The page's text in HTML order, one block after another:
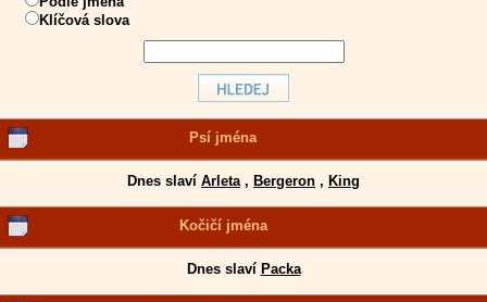
Klíčová slova
Psí jména
Dnes slaví Arleta, Bergeron , King
Kočičí jména
Dnes slaví Packa